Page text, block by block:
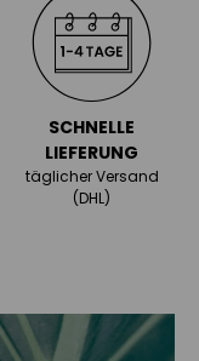
SCHNELLE
LIEFERUNG
täglicher Versand
(DHL)